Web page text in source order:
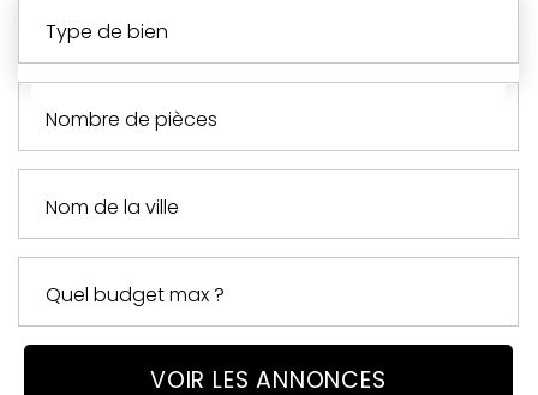
type de bien
nombre de pièces
VOIR LES ANNONCES